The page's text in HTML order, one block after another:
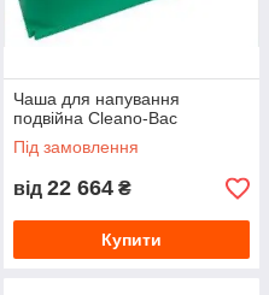
Чаша для напування
подвійна Cleano-Bac
Під замовлення
від 22 664 ₴
Купити